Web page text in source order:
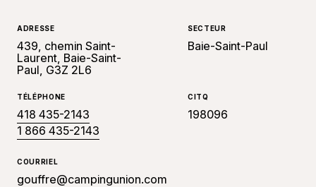
ADRESSE
439, chemin Saint-
Laurent, Baie-Saint-
Paul, G3Z 2L6
SECTEUR
Baie-Saint-Paul
TÉLÉPHONE
418 435-2143
1 866 435-2143
CITQ
198096
COURRIEL
gouffre@campingunion.com